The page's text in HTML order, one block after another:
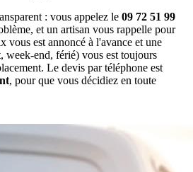
: vous appelez le 09 72 51 99
et un artisan vous rappelle pour
vous est annoncé à l'avance et une
week-end, férié) vous est toujours
Le devis par téléphone est
, pour que vous décidiez en toute